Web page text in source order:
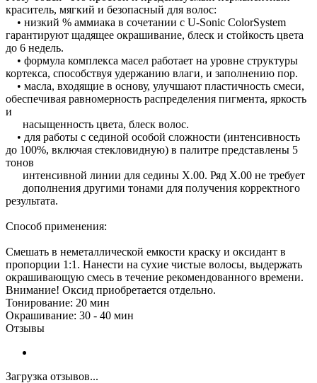
краситель, мягкий и безопасный для волос:
• низкий % аммиака в сочетании с U-Sonic ColorSystem
гарантируют щадящее окрашивание, блеск и стойкость цвета
до 6 недель.
• формула комплекса масел работает на уровне структуры
кортекса, способствуя удержанию влаги, и заполнению пор.
• масла, входящие в основу, улучшают пластичность смеси,
обеспечивая равномерность распределения пигмента, яркость
и
насыщенность цвета, блеск волос.
• для работы с сединой особой сложности (интенсивность
до 100%, включая стекловидную) в палитре представлены 5
тонов
интенсивной линии для седины Х.00. Ряд Х.00 не требует
дополнения другими тонами для получения корректного
результата.
Способ применения:
Смешать в неметаллической емкости краску и оксидант в
пропорции 1:1. Нанести на сухие чистые волосы, выдержать
окрашивающую смесь в течение рекомендованного времени.
Внимание! Оксид приобретается отдельно.
Тонирование: 20 мин
Окрашивание: 30 - 40 мин
Отзывы
Загрузка отзывов...